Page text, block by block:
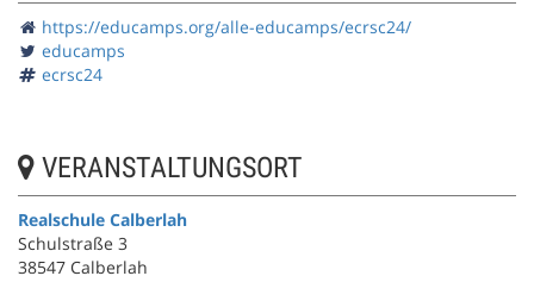
https://educamps.org/alle-educamps/ecrsc24/
educamps
ecrsc24
VERANSTALTUNGSORT
Realschule Calberlah
Schulstraße 3
38547 Calberlah